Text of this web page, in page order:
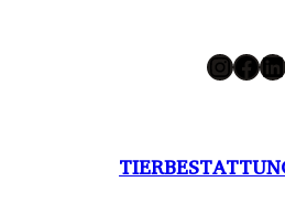
InstagramFacebook LinkedIn